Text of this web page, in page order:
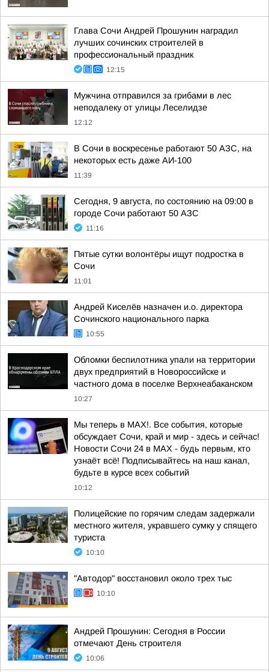
Глава Сочи Андрей Прошунин наградил
лучших сочинских строителей в
профессиональный праздник
12:15
Мужчина отправился за грибами в лес
неподалеку от улицы Леселидзе
12:12
В Сочи в воскресенье работают 50 АЗС, на
некоторых есть даже АИ-100
11:39
Сегодня, 9 августа, по состоянию на 09:00 в
городе Сочи работают 50 АЗС
11:16
Пятые сутки волонтёры ищут подростка в
Сочи
11:01
Андрей Киселёв назначен и.о. директора
Сочинского национального парка
10:55
Обломки беспилотника упали на территории
двух предприятий в Новороссийске и
частного дома в поселке Верхнеабаканском
10:27
Мы теперь в MAX!. Все события, которые
обсуждает Сочи, край и мир - здесь и сейчас!
Новости Сочи 24 в MAX - будь первым, кто
узнаёт всё! Подписывайтесь на наш канал,
будьте в курсе всех событий
10:12
Полицейские по горячим следам задержали
местного жителя, укравшего сумку у спящего
туриста
10:10
"Автодор" восстановил около трех тыс
10:10
Андрей Прошунин: Сегодня в России
отмечают День строителя
10:06